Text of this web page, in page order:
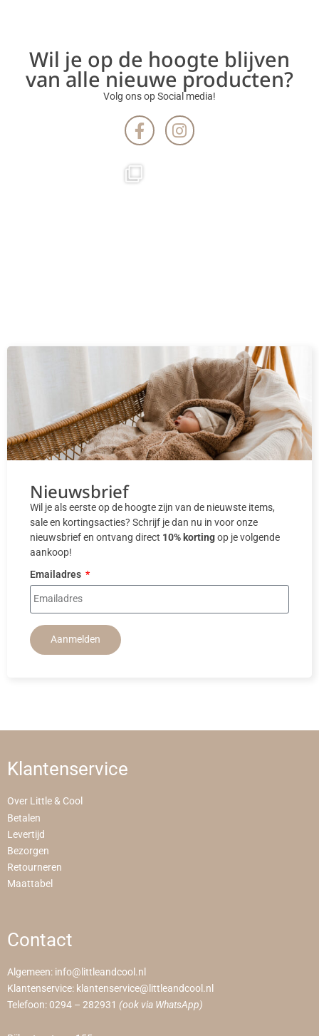
Wil je op de hoogte blijven
van alle nieuwe producten?
Volg ons op Social media!
Nieuwsbrief
Wil je als eerste op de hoogte zijn van de nieuwste items,
sale en kortingsacties? Schrijf je dan nu in voor onze
nieuwsbrief en ontvang direct 10% kortingop je volgende
aankoop!
Emailadres
Aanmelden
Klantenservice
Over Little & Cool
Betalen
Levertijd
Bezorgen
Retourneren
Maattabel
Contact
Algemeen: info@littleandcool.nl
Klantenservice: klantenservice@littleandcool.nl
Telefoon: 0294 – 282931 (ook via WhatsApp)